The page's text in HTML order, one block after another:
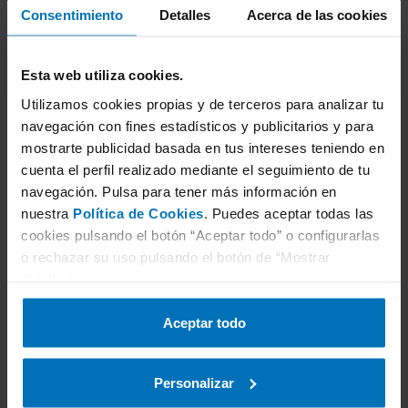
Consentimiento Detalles Acerca de las cookies
Esta web utiliza cookies.
Utilizamos cookies propias y de terceros para analizar tu
navegación con fines estadísticos y publicitarios y para
mostrarte publicidad basada en tus intereses teniendo en
cuenta el perfil realizado mediante el seguimiento de tu
navegación. Pulsa para tener más información en
nuestra Política de Cookies . Puedes aceptar todas las
cookies pulsando el botón “Aceptar todo” o configurarlas
o rechazar su uso pulsando el botón de “Mostrar
Aceptar todo
Personalizar
¿A quién comunicamos tus datos?
No se cederán a terceros salvo obligación legal.
Podrán acceder prestadores de servicios que actúan
como encargados del tratamiento (p. ej., plataforma
de envío de SMS y operadores de
telecomunicaciones), con contratos que garantizan
el cumplimiento del RGPD.
Transferencias internacionales
fuera del EEE, se harán con garantías adecuadas (p.
ej., Cláusulas Contractuales Tipo).